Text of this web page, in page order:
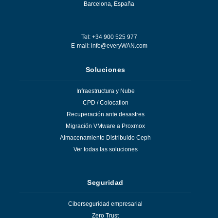
Barcelona, España
Tel: +34 900 525 977
E-mail: info@everyWAN.com
Soluciones
Infraestructura y Nube
CPD / Colocation
Recuperación ante desastres
Migración VMware a Proxmox
Almacenamiento Distribuido Ceph
Ver todas las soluciones
Seguridad
Ciberseguridad empresarial
Zero Trust